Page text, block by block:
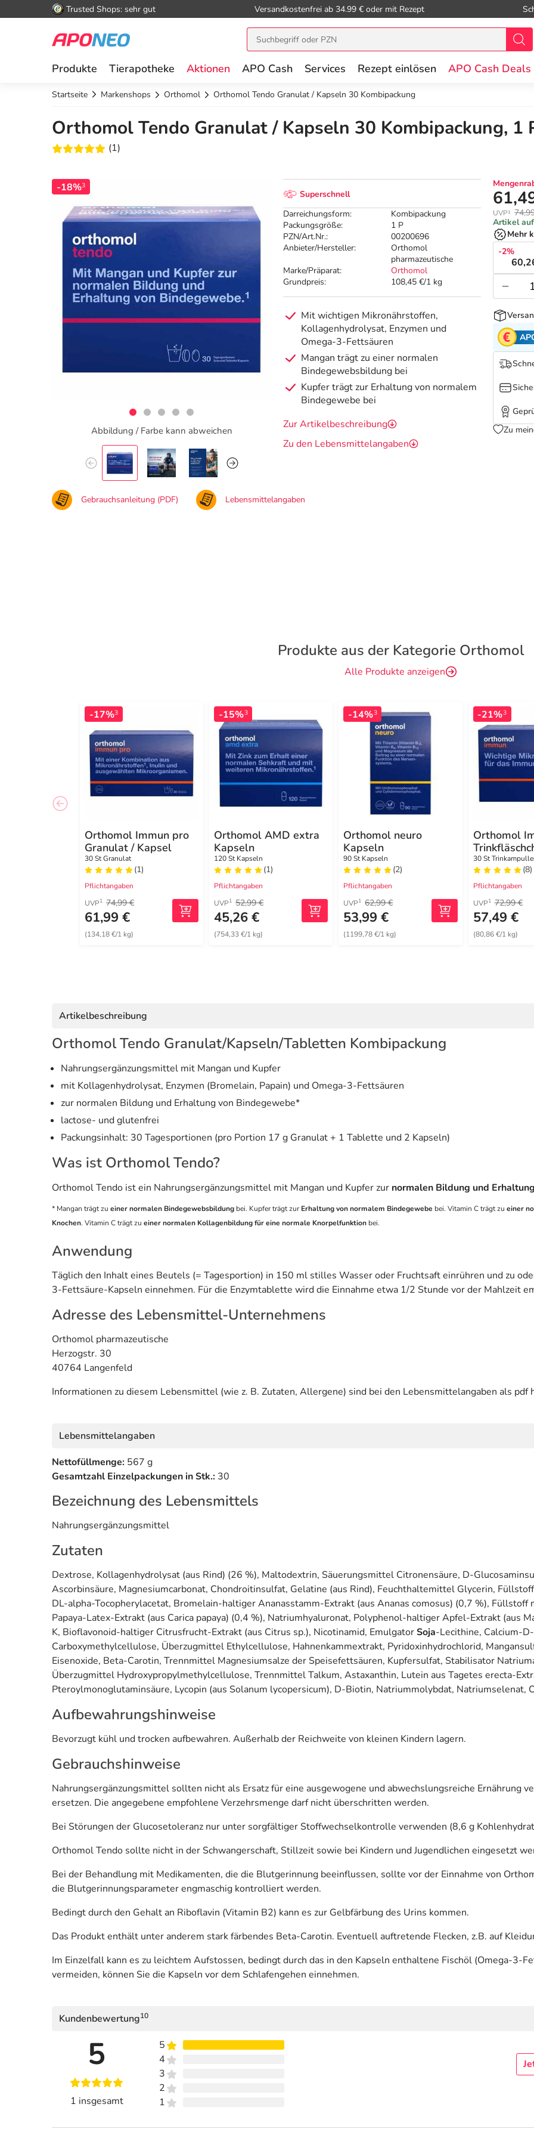
Trusted Shops: sehr gut Versandkostenfrei ab 34.99 € oder mit Rezept
Produkte Tierapotheke Aktionen APO Cash Services Rezept einlösen APO Cash Deals
Startseite Markenshops Orthomol Orthomol Tendo Granulat / Kapseln 30 Kombipackung
Orthomol Tendo Granulat / Kapseln 30 Kombipackung, 1
(1)
-18%3
Abbildung / Farbe kann abweichen
Superschnell
Darreichungsform:
Kombipackung
Packungsgröße:
1 P
PZN/Art.Nr.:
00200696
Anbieter/Hersteller:
Orthomol
pharmazeutische
Marke/Präparat:
Orthomol
Grundpreis:
108,45 €/1 kg
Mit wichtigen Mikronährstoffen,
Kollagenhydrolysat, Enzymen und
Omega-3-Fettsäuren
Mangan trägt zu einer normalen
Bindegewebsbildung bei
Kupfer trägt zur Erhaltung von normalem
Bindegewebe bei
Zur Artikelbeschreibung
Zu den Lebensmittelangaben
UVP¹
Artikel
Mehr
-2%
Zu
Gebrauchsanleitung (PDF) Lebensmittelangaben
Produkte aus der Kategorie Orthomol
Alle Produkte anzeigen
-17%3
Orthomol Immun pro
Granulat / Kapsel
30 St Granulat
(1)
Pflichtangaben
UVP1 74,99 €
61,99 €
(134,18 €/1 kg)
-15%3
Orthomol AMD extra
Kapseln
120 St Kapseln
(1)
Pflichtangaben
UVP1 52,99 €
45,26 €
(754,33 €/1 kg)
-14%3
Orthomol neuro
Kapseln
90 St Kapseln
(2)
Pflichtangaben
UVP1 62,99 €
53,99 €
(1199,78 €/1 kg)
-21%3
Orthomol
30 St
(8)
Pflichtangaben
UVP1 72,99 €
57,49 €
(80,86 €/1 kg)
Artikelbeschreibung
Orthomol Tendo Granulat/Kapseln/Tabletten Kombipackung
Nahrungsergänzungsmittel mit Mangan und Kupfer
mit Kollagenhydrolysat, Enzymen (Bromelain, Papain) und Omega-3-Fettsäuren
zur normalen Bildung und Erhaltung von Bindegewebe*
lactose- und glutenfrei
Packungsinhalt: 30 Tagesportionen (pro Portion 17 g Granulat + 1 Tablette und 2 Kapseln)
Was ist Orthomol Tendo?
Orthomol Tendo ist ein Nahrungsergänzungsmittel mit Mangan und Kupfer zur normalen Bildung und
* Mangan trägt zu einer normalen Bindegewebsbildung bei. Kupfer trägt zur Erhaltung von normalem Bindegewebe bei. Vitamin C trägt zu einer
Knochen. Vitamin C trägt zu einer normalen Kollagenbildung für eine normale Knorpelfunktion bei.
Anwendung
Täglich den Inhalt eines Beutels (= Tagesportion) in 150 ml stilles Wasser oder Fruchtsaft einrühren und zu
3-Fettsäure-Kapseln einnehmen. Für die Enzymtablette wird die Einnahme etwa 1/2 Stunde vor der Mahlzeit
Adresse des Lebensmittel-Unternehmens
Orthomol pharmazeutische
Herzogstr. 30
40764 Langenfeld
Informationen zu diesem Lebensmittel (wie z. B. Zutaten, Allergene) sind bei den Lebensmittelangaben als pdf
Lebensmittelangaben
Nettofüllmenge: 567 g
Gesamtzahl Einzelpackungen in Stk.: 30
Bezeichnung des Lebensmittels
Nahrungsergänzungsmittel
Zutaten
Dextrose, Kollagenhydrolysat (aus Rind) (26 %), Maltodextrin, Säuerungsmittel Citronensäure, D-
Ascorbinsäure, Magnesiumcarbonat, Chondroitinsulfat, Gelatine (aus Rind), Feuchthaltemittel Glycerin,
DL-alpha-Tocopherylacetat, Bromelain-haltiger Ananasstamm-Extrakt (aus Ananas comosus) (0,7 %),
Papaya-Latex-Extrakt (aus Carica papaya) (0,4 %), Natriumhyaluronat, Polyphenol-haltiger Apfel-Extrakt (aus
K, Bioflavonoid-haltiger Citrusfrucht-Extrakt (aus Citrus sp.), Nicotinamid, EmulgatorSoja-Lecithine, Calcium-
Carboxymethylcellulose, Überzugmittel Ethylcellulose, Hahnenkammextrakt, Pyridoxinhydrochlorid,
Eisenoxide, Beta-Carotin, Trennmittel Magnesiumsalze der Speisefettsäuren, Kupfersulfat, Stabilisator
Überzugmittel Hydroxypropylmethylcellulose, Trennmittel Talkum, Astaxanthin, Lutein aus Tagetes erecta-
Pteroylmonoglutaminsäure, Lycopin (aus Solanum lycopersicum), D-Biotin, Natriummolybdat, Natriumselenat,
Aufbewahrungshinweise
Bevorzugt kühl und trocken aufbewahren. Außerhalb der Reichweite von kleinen Kindern lagern.
Gebrauchshinweise
Nahrungsergänzungsmittel sollten nicht als Ersatz für eine ausgewogene und abwechslungsreiche Ernährung
ersetzen. Die angegebene empfohlene Verzehrsmenge darf nicht überschritten werden.
Bei Störungen der Glucosetoleranz nur unter sorgfältiger Stoffwechselkontrolle verwenden (8,6 g
Orthomol Tendo sollte nicht in der Schwangerschaft, Stillzeit sowie bei Kindern und Jugendlichen eingesetzt
Bei der Behandlung mit Medikamenten, die die Blutgerinnung beeinflussen, sollte vor der Einnahme von
die Blutgerinnungsparameter engmaschig kontrolliert werden.
Bedingt durch den Gehalt an Riboflavin (Vitamin B2) kann es zur Gelbfärbung des Urins kommen.
Das Produkt enthält unter anderem stark färbendes Beta-Carotin. Eventuell auftretende Flecken, z.B. auf
Im Einzelfall kann es zu leichtem Aufstossen, bedingt durch das in den Kapseln enthaltene Fischöl (Omega-3-
vermeiden, können Sie die Kapseln vor dem Schlafengehen einnehmen.
Kundenbewertung10
5
1 insgesamt
5
4
3
2
1